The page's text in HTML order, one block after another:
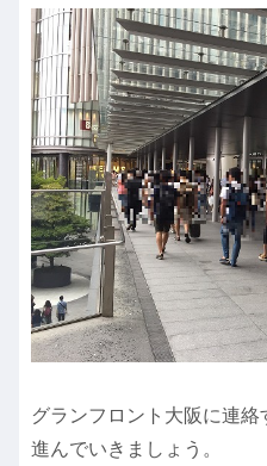
グランフロント大阪に連
進んでいきましょう。